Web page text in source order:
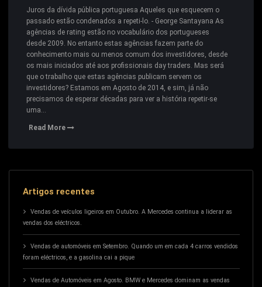
Juros da dívida pública portuguesa Aqueles que esquecem o
passado estão condenados a repeti-lo. - George Santayana As
agências de rating estão no vocabulário dos portugueses
desde 2009. No entanto estas agências fazem parte do
conhecimento mais ou menos comum dos investidores, desde
os mais iniciados até aos profissionais day traders. Mas será
que o trabalho que estas agências publicam servem os
investidores? Estamos em Agosto de 2014, e sim, já não
precisamos de esperar décadas para ver a história repetir-se
uma…
Read More
Artigos recentes
Vendas de veículos ligeiros em Outubro. A Mercedes continua a liderar as
vendas dos eléctricos.
Vendas de automóveis em Setembro. Quando um em cada 4 carros vendidos
foram eléctricos, e a gasolina cai a pique
Vendas de Automóveis em Agosto. BMW e Mercedes dominam as vendas